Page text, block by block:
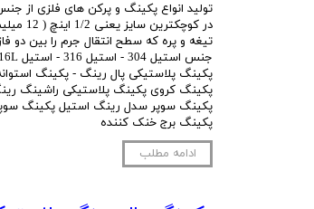
تولید انواع پکینگ و پرکن های فلزی از
تیغه و پره که سطح انتقال جرم را بین دو
پکینگ پلاستیکی پال رینگ - پکینگ
پکینگ کروی پکینگ پلاستیکی راشینگ
پکینگ سوپر سدل رینگ استیل پکینگ
پکینگ برج خنک کننده
ادامه مطلب